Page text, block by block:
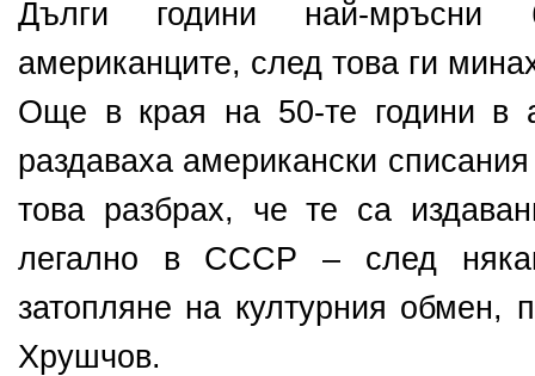
Дълги години най-мръсни
американците, след това ги
Още в края на 50-те години в
раздаваха американски
това разбрах, че те са
легално в СССР – след
затопляне на културния обмен,
Хрушчов.